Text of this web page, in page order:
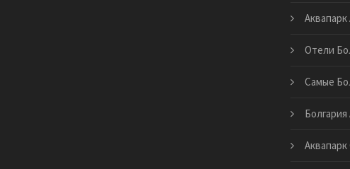
Аквапарк
Отели
Самые